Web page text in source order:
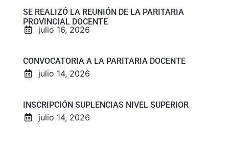
SE REALIZÓ LA REUNIÓN DE LA PARITARIA
PROVINCIAL DOCENTE
julio 16, 2026
CONVOCATORIA A LA PARITARIA DOCENTE
julio 14, 2026
INSCRIPCIÓN SUPLENCIAS NIVEL SUPERIOR
julio 14, 2026